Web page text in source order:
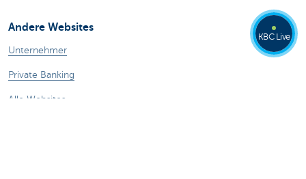
Andere Websites
Unternehmer
Private Banking
Alle Websites
KBC Live